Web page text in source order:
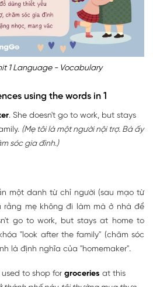
1 Language - Vocabulary
using the words in 1
. She doesn't go to work, but stays
(Mẹ tôi là một người nội trợ. Bà ấy
sóc gia đình.)
một danh từ chỉ người (sau mạo từ
rằng mẹ không đi làm mà ở nhà để
go to work, but stays at home to
"look after the family" (chăm sóc
là định nghĩa của "homemaker".
to shop for groceries at this